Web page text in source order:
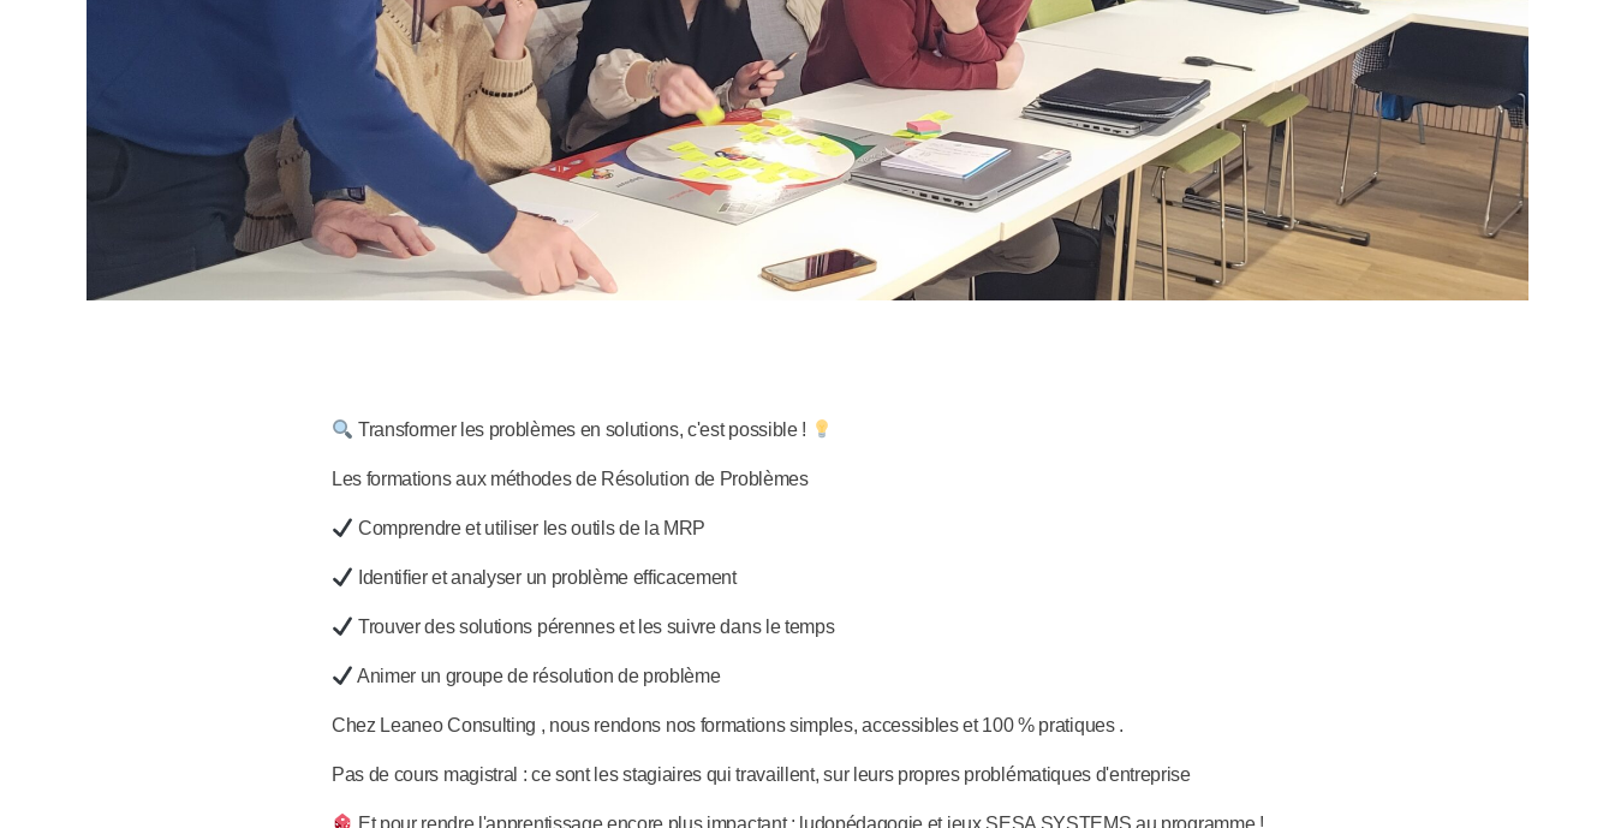
Transformer les problèmes en solutions, c'est possible !
Les formations aux méthodes de Résolution de Problèmes
Comprendre et utiliser les outils de la MRP
Identifier et analyser un problème efficacement
Trouver des solutions pérennes et les suivre dans le temps
Animer un groupe de résolution de problème
Chez Leaneo Consulting , nous rendons nos formations simples, accessibles et 100 % pratiques .
Pas de cours magistral : ce sont les stagiaires qui travaillent, sur leurs propres problématiques d'entreprise